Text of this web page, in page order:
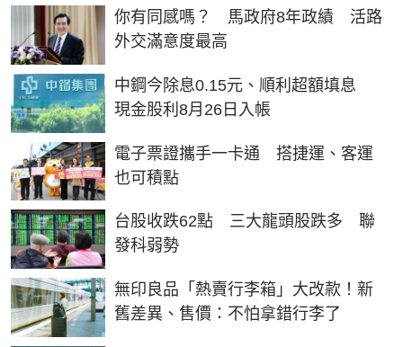
你有同感嗎？ 馬政府8年政績 活路
外交滿意度最高
中鋼今除息0.15元、順利超額填息
現金股利8月26日入帳
電子票證攜手一卡通 搭捷運、客運
也可積點
台股收跌62點 三大龍頭股跌多 聯
發科弱勢
無印良品「熱賣行李箱」大改款！新
舊差異、售價：不怕拿錯行李了